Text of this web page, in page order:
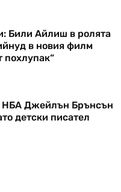
Били Айлиш в ролята
в новия филм
похлупак“
НБА Джейлън Брънсън
детски писател